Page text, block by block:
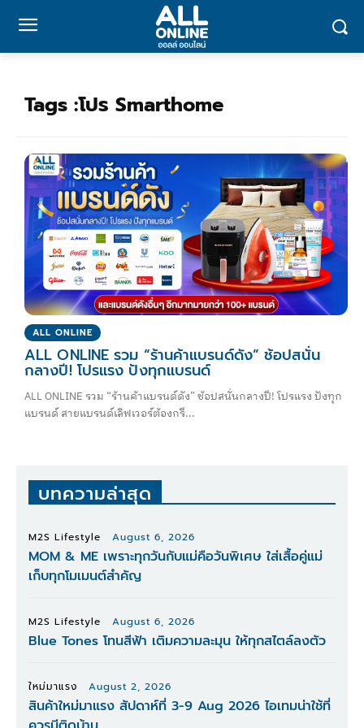
Tags :โปร Smarthome
ALL ONLINE
ALL ONLINE รวม “ร้านค้าแบรนด์ดัง” ช้อปสนั่น
กลางปี! โปรแรง ปังทุกแบรนด์
ALL ONLINE รวม “ร้านค้าแบรนด์ดัง” ช้อปสนั่นกลางปี! โปรแรง ปังทุก
แบรนด์ สายแบรนด์เลิฟเวอร์ต้องกรี...
บทความล่าสุด
M2S Lifestyle August 6, 2026
MOM & ME เพราะทุกวันกับแม่คือวันพิเศษ ใส่เสื้อคู่แม่
เก็บทุกโมเมนต์สำคัญ
M2S Lifestyle August 6, 2026
Blue Tones โทนสีฟ้า เติมความละมุน ให้ทุกสไตล์ลงตัว
ใหม่มาแรง August 2, 2026
สินค้าใหม่มาแรง สัปดาห์ที่ 3-9 Aug 2026 ไอเทมน่าใช้ที่